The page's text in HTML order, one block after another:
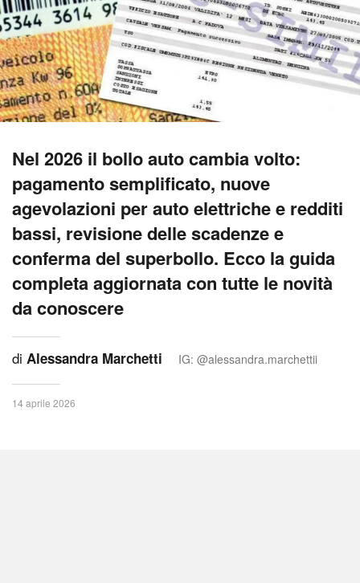
Nel 2026 il bollo auto cambia volto:
pagamento semplificato, nuove
agevolazioni per auto elettriche e redditi
bassi, revisione delle scadenze e
conferma del superbollo. Ecco la guida
completa aggiornata con tutte le novità
da conoscere
di Alessandra Marchetti IG: @alessandra.marchettii
14 aprile 2026